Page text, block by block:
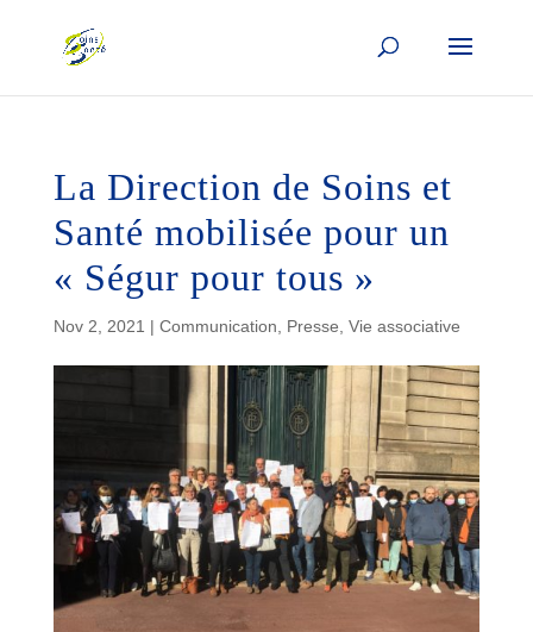
La Direction de Soins et
Santé mobilisée pour un
« Ségur pour tous »
Nov 2, 2021 | Communication Presse Vie associative